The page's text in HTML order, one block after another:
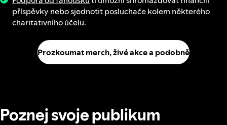
příspěvky nebo sjednotit posluchače kolem některého
charitativního účelu.
Prozkoumat merch, živé akce a podobně
Poznej svoje publikum